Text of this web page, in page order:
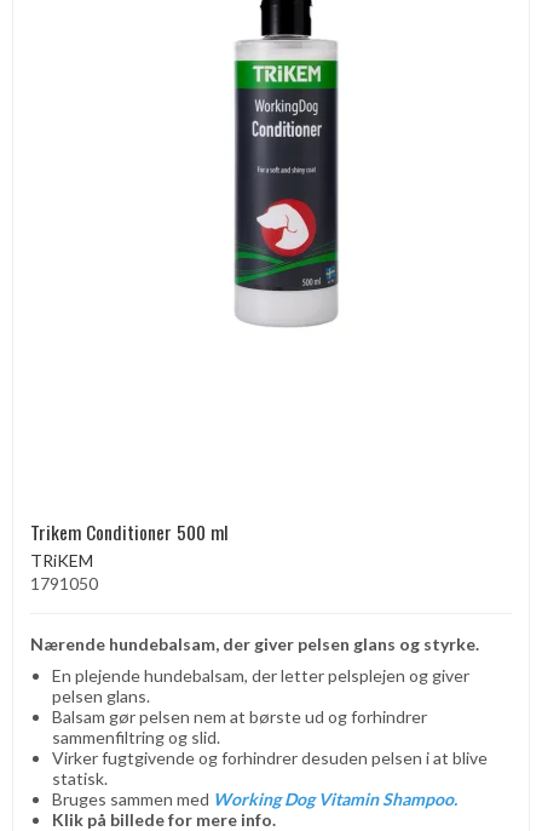
Trikem Conditioner 500 ml
TRiKEM
1791050
Nærende hundebalsam, der giver pelsen glans og styrke.
En plejende hundebalsam, der letter pelsplejen og giver
pelsen glans.
Balsam gør pelsen nem at børste ud og forhindrer
sammenfiltring og slid.
Virker fugtgivende og forhindrer desuden pelsen i at blive
statisk.
Bruges sammen med Working Dog Vitamin Shampoo.
Klik på billede for mere info.